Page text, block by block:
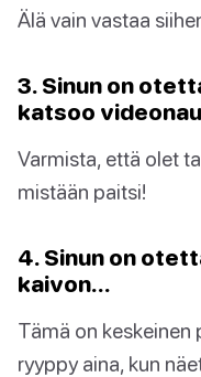
Älä vain vastaa
3. Sinun on
katsoo
Varmista, että olet
mistään paitsi!
4. Sinun on
kaivon…
Tämä on keskeinen
ryyppy aina, kun